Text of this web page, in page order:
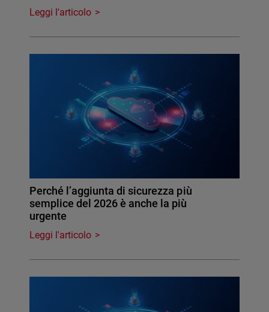
Leggi l'articolo
Perché l’aggiunta di sicurezza più
semplice del 2026 è anche la più
urgente
Leggi l'articolo